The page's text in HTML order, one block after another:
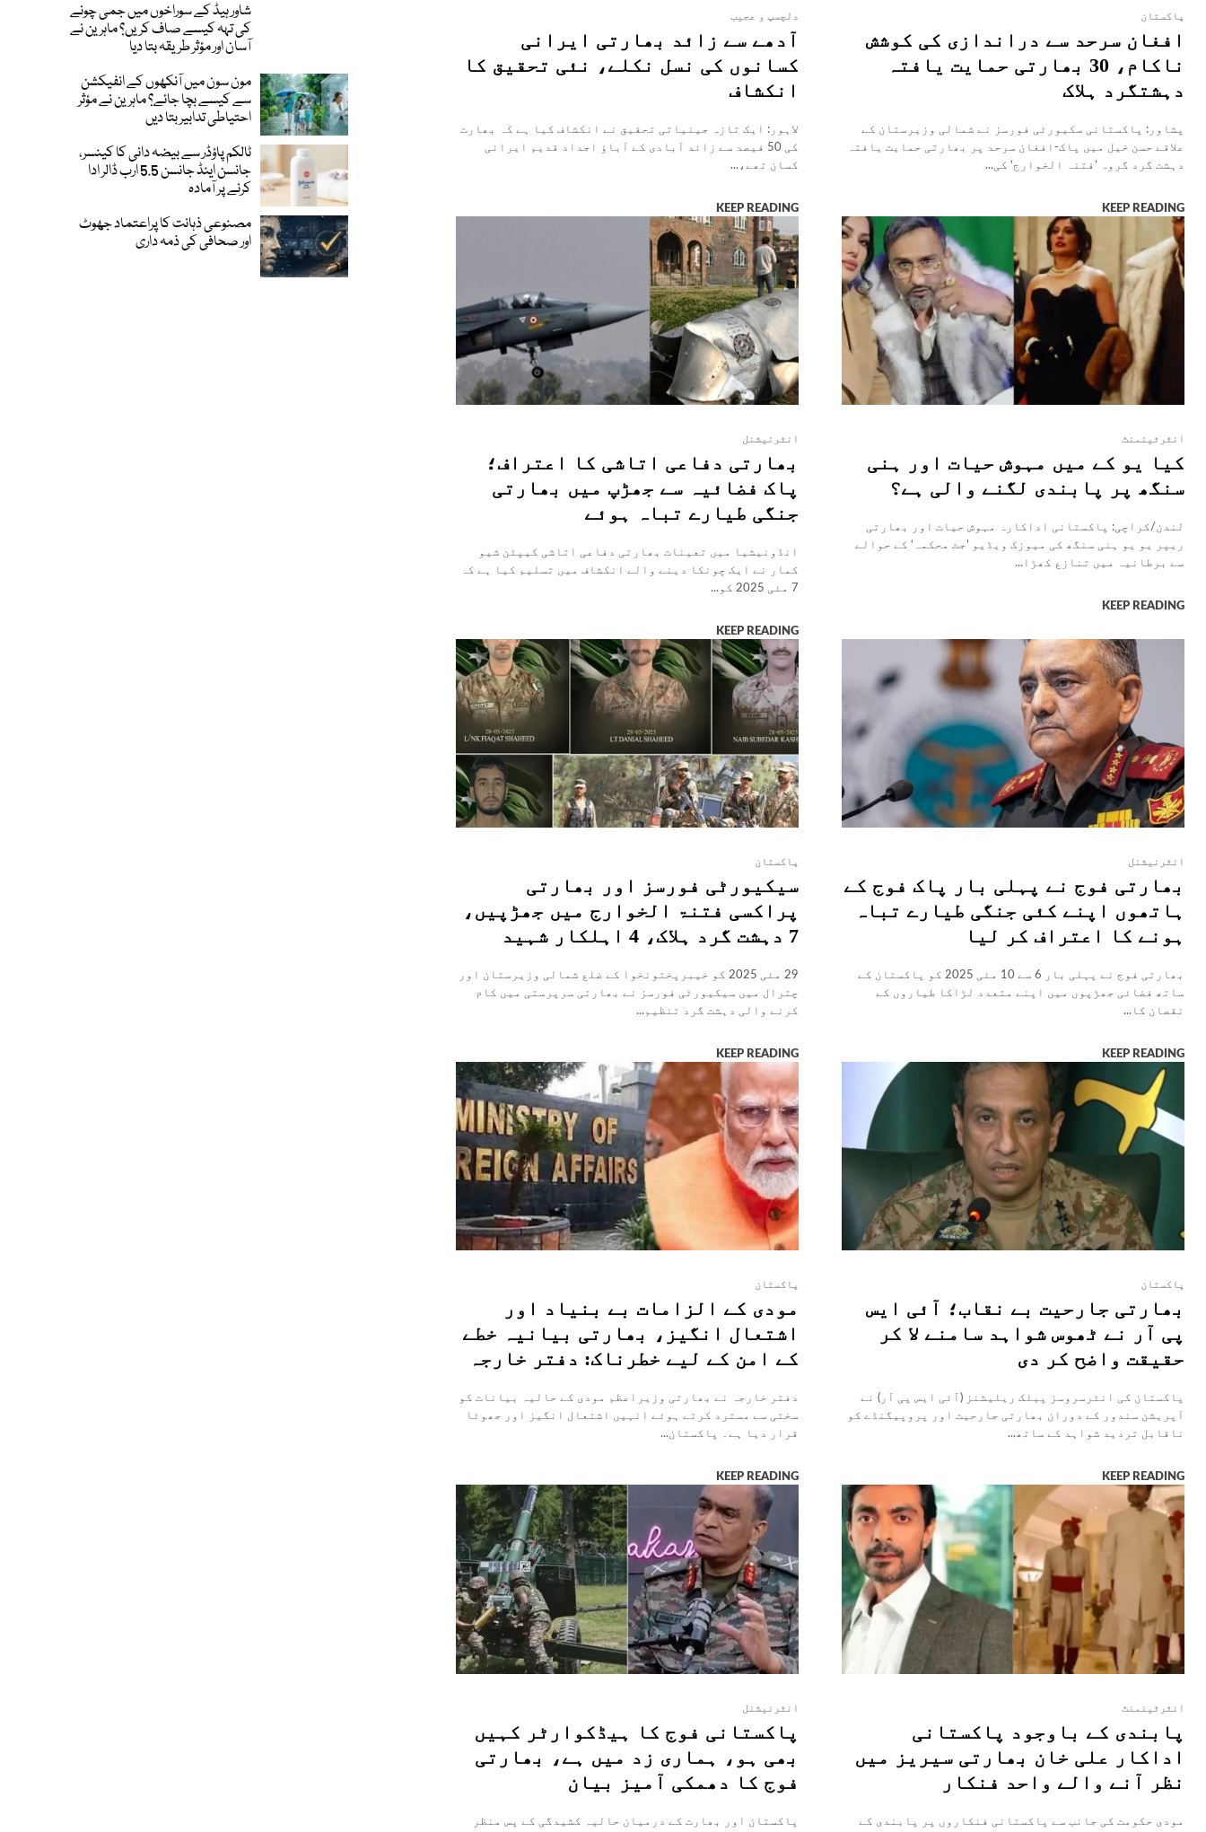
پاکستان
افغان سرحد سے دراندازی کی کوشش
ناکام، 30 بھارتی حمایت یافتہ
دہشتگرد ہلاک
پشاور: پاکستانی سکیورٹی فورسز نے شمالی وزیرستان کے
علاقے حسن خیل میں پاک-افغان سرحد پر بھارتی حمایت یافتہ
دہشت گرد گروہ ’فتنہ الخوارج‘ کی...
KEEP READING
دلچسپ و عجیب
آدھے سے زائد بھارتی ایرانی
کسانوں کی نسل نکلے، نئی تحقیق کا
انکشاف
لاہور: ایک تازہ جینیاتی تحقیق نے انکشاف کیا ہے کہ بھارت
کی 50 فیصد سے زائد آبادی کے آباؤ اجداد قدیم ایرانی
کسان تھے،...
KEEP READING
انٹرٹینمنٹ
کیا یو کے میں مہوش حیات اور ہنی
سنگھ پر پابندی لگنے والی ہے؟
لندن/کراچی: پاکستانی اداکارہ مہوش حیات اور بھارتی
ریپر یو یو ہنی سنگھ کی میوزک ویڈیو ’جٹ محکمہ‘ کے حوالے
سے برطانیہ میں تنازع کھڑا...
KEEP READING
انٹرنیشنل
بھارتی دفاعی اتاشی کا اعتراف؛
پاک فضائیہ سے جھڑپ میں بھارتی
جنگی طیارے تباہ ہوئے
انڈونیشیا میں تعینات بھارتی دفاعی اتاشی کیپٹن شیو
کمار نے ایک چونکا دینے والے انکشاف میں تسلیم کیا ہے کہ
7 مئی 2025 کو...
KEEP READING
انٹرنیشنل
بھارتی فوج نے پہلی بار پاک فوج کے
ہاتھوں اپنے کئی جنگی طیارے تباہ
ہونے کا اعتراف کر لیا
بھارتی فوج نے پہلی بار 6 سے 10 مئی 2025 کو پاکستان کے
ساتھ فضائی جھڑپوں میں اپنے متعدد لڑاکا طیاروں کے
نقصان کا...
KEEP READING
پاکستان
سیکیورٹی فورسز اور بھارتی
پراکسی فتنۃ الخوارج میں جھڑپیں،
7 دہشت گرد ہلاک، 4 اہلکار شہید
29 مئی 2025 کو خیبرپختونخوا کے ضلع شمالی وزیرستان اور
چترال میں سیکیورٹی فورسز نے بھارتی سرپرستی میں کام
کرنے والی دہشت گرد تنظیم...
KEEP READING
پاکستان
بھارتی جارحیت بے نقاب؛ آئی ایس
پی آر نے ٹھوس شواہد سامنے لا کر
حقیقت واضح کر دی
پاکستان کی انٹرسروسز پبلک ریلیشنز (آئی ایس پی آر) نے
آپریشن سندور کے دوران بھارتی جارحیت اور پروپیگنڈے کو
ناقابل تردید شواہد کے ساتھ...
KEEP READING
پاکستان
مودی کے الزامات بے بنیاد اور
اشتعال انگیز، بھارتی بیانیہ خطے
کے امن کے لیے خطرناک: دفتر خارجہ
دفتر خارجہ نے بھارتی وزیراعظم مودی کے حالیہ بیانات کو
سختی سے مسترد کرتے ہوئے انہیں اشتعال انگیز اور جھوٹا
قرار دیا ہے۔ پاکستان...
KEEP READING
انٹرٹینمنٹ
پابندی کے باوجود پاکستانی
اداکار علی خان بھارتی سیریز میں
نظر آنے والے واحد فنکار
مودی حکومت کی جانب سے پاکستانی فنکاروں پر پابندی کے
انٹرنیشنل
پاکستانی فوج کا ہیڈکوارٹر کہیں
بھی ہو، ہماری زد میں ہے، بھارتی
فوج کا دھمکی آمیز بیان
پاکستان اور بھارت کے درمیان حالیہ کشیدگی کے پس منظر
شاور ہیڈ کے سوراخوں میں جمی چونے
کی تہہ کیسے صاف کریں؟ ماہرین نے
آسان اور مؤثر طریقہ بتا دیا
مون سون میں آنکھوں کے انفیکشن
سے کیسے بچا جائے؟ ماہرین نے مؤثر
احتیاطی تدابیر بتا دیں
ٹالکم پاؤڈر سے بیضہ دانی کا کینسر،
جانسن اینڈ جانسن 5.5 ارب ڈالر ادا
کرنے پر آمادہ
مصنوعی ذہانت کا پراعتماد جھوٹ
اور صحافی کی ذمہ داری